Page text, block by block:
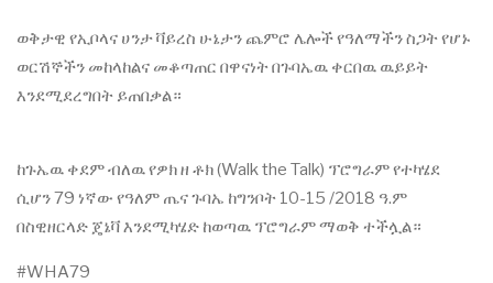
ወቅታዊ የኢቦላና ሀንታ ቫይረስ ሁኔታን ጨምሮ ሌሎች የዓለማችን ስጋት የሆኑ
ወርሽኞችን መከላከልና መቆጣጠር በዋናነት በጉባኤዉ ቀርበዉ ዉይይት
እንደሚደረግበት ይጠበቃል።
ከጉኤዉ ቀደም ብለዉ የዎክ ዘ ቶክ (Walk the Talk) ፕሮግራም የተካሄደ
ሲሆን 79 ነኛው የዓለም ጤና ጉባኤ ከግንቦት 10-15 /2018 ዓ.ም
በስዊዘርላድ ጄኔቫ እንደሚካሄድ ከወጣዉ ፕሮግራም ማወቅ ተችሏል።
#WHA79